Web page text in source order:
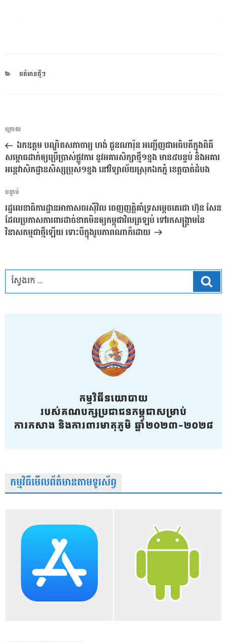
CATEGORIES
ពត៌មានថ្មីៗ
ការ​
នាំទិស​
ប្រកាស
អត្ថបទ
មុន
ក្រោយ
ឯកឧត្តម បណ្ឌិតសភាចារ្យ ហង់ ជួនណារ៉ុន អញ្ជើញជាអធិបតីក្នុងពិធី
សម្ពោធដាក់ឲ្យប្រើប្រាស់ផ្លូវការ នូវអគារសិក្សាថ្មី១ខ្នង មាន៥បន្ទប់ និងអគារ
អន្តេវាសិកដ្ឋានសិស្សប្រុស១ខ្នង នៅវិទ្យាល័យស្រុកឯកភ្នំ ខេត្តបាត់ដំបង
អត្ថបទ
បន្ទាប់
បន្ទាប់
រដ្ឋលេខាធិការដ្ឋានអាកាសចរស៊ីវិល ចេញញត្តិគាំទ្រសម្តេចតេជោ ហ៊ុន សែន
ដែលប្រកាសការពារដាច់ខាតមិនឲ្យកម្ពុជាវិលត្រឡប់ ទៅរកសង្គ្រាមនៃ
វិនាសកម្មជាថ្មីឡើយ ទោះបីក្នុងរូបភាពណាក៏ដោយ
កម្មវិធីមើលព័ត៌មានតាមទូរស័ព្វ